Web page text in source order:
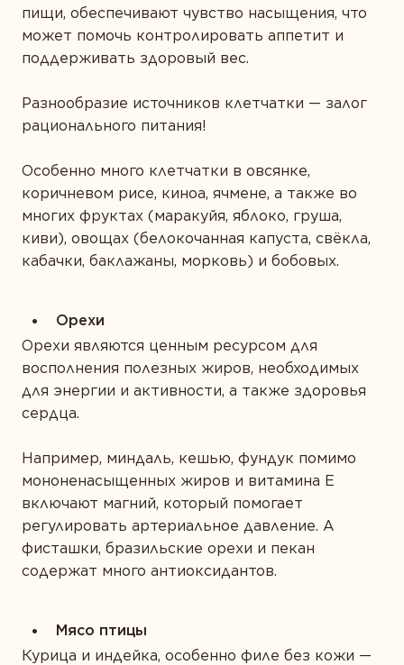
пищи, обеспечивают чувство насыщения, что
может помочь контролировать аппетит и
поддерживать здоровый вес.
Разнообразие источников клетчатки — залог
рационального питания!
Особенно много клетчатки в овсянке,
коричневом рисе, киноа, ячмене, а также во
многих фруктах (маракуйя, яблоко, груша,
киви), овощах (белокочанная капуста, свёкла,
кабачки, баклажаны, морковь) и бобовых.
Орехи
Орехи являются ценным ресурсом для
восполнения полезных жиров, необходимых
для энергии и активности, а также здоровья
Например, миндаль, кешью, фундук помимо
мононенасыщенных жиров и витамина E
включают магний, который помогает
регулировать артериальное давление. А
фисташки, бразильские орехи и пекан
содержат много антиоксидантов.
Мясо птицы
Курица и индейка, особенно филе без кожи —